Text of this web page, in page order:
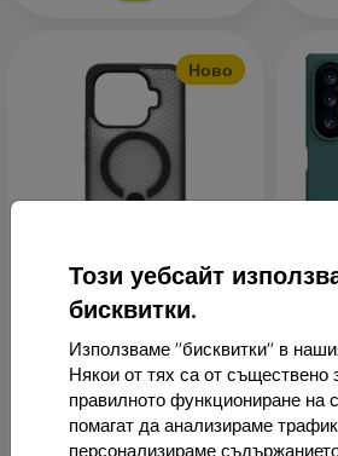
Този уебсайт
бисквитки.
Използваме "бисквитки" в
Някои от тях са от съществено
правилното функциониране на
помагат да анализираме
персонализираме
Ново
mobilNET Пластмасов
калъф Xiaomi 17T Pro,
2,90 €
В наличност 1 бр